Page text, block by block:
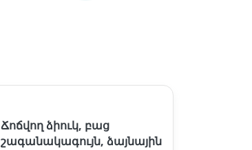
Ճոճվող ձիուկ, բաց
շագանակագույն, ձայնային